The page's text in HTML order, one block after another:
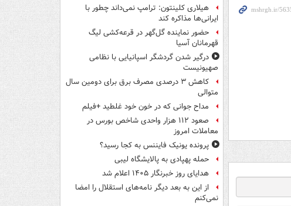
هیلاری کلینتون: ترامپ نمی‌داند چطور با
ایرانی‌ها مذاکره کند
حضور نماینده گل‌گهر در قرعه‌کشی لیگ
قهرمانان آسیا
درگیر شدن گردشگر اسپانیایی با نظامی
صهیونیست
کاهش ۳ درصدی مصرف برق برای دومین سال
متوالی
مداح جوانی که در خون خود غلطید +فیلم
صعود ۱۱۲ هزار واحدی شاخص بورس در
معاملات امروز
پرونده یونیک فایننس به کجا رسید؟
حمله پهپادی به پالایشگاه لیبی
هدایای روز خبرنگار ۱۴۰۵ اعلام شد
از این به بعد دیگر نامه‌های استقلال را امضا
نمی‌کنم